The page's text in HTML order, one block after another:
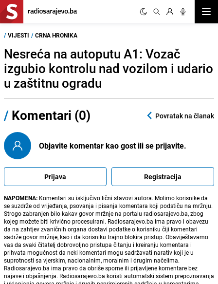
/ VIJESTI / CRNA HRONIKA
Nesreća na autoputu A1: Vozač
izgubio kontrolu nad vozilom i udario
u zaštitnu ogradu
/ Komentari (0) Povratak na članak
Objavite komentar kao gost ili se prijavite.
Prijava Registracija
NAPOMENA: Komentari su isključivo lični stavovi autora. Molimo korisnike da
se suzdrže od vrijeđanja, psovanja i pisanja komentara koji podstiču na mržnju.
Strogo zabranjen bilo kakav govor mržnje na portalu radiosarajevo.ba, zbog
kojeg možete biti krivično procesuirani. Radiosarajevo.ba ima pravo i obavezu
da na zahtjev zvaničnih organa dostavi podatke o korisniku čiji komentari
sadrže govor mržnje, kao i da korisniku trajno blokira pristup. Obaviještavamo
vas da svaki čitatelj dobrovoljno pristupa čitanju i kreiranju komentara i
prihvata mogućnost da neki komentari mogu sadržavati narativ koji je u
suprotnosti sa vjerskim, nacionalnim, moralnim i drugim načelima.
Radiosarajevo.ba ima pravo da obriše sporne ili prijavljene komentare bez
najave i objašnjenja. Radiosarajevo.ba koristi automatski sistem prepoznavanja